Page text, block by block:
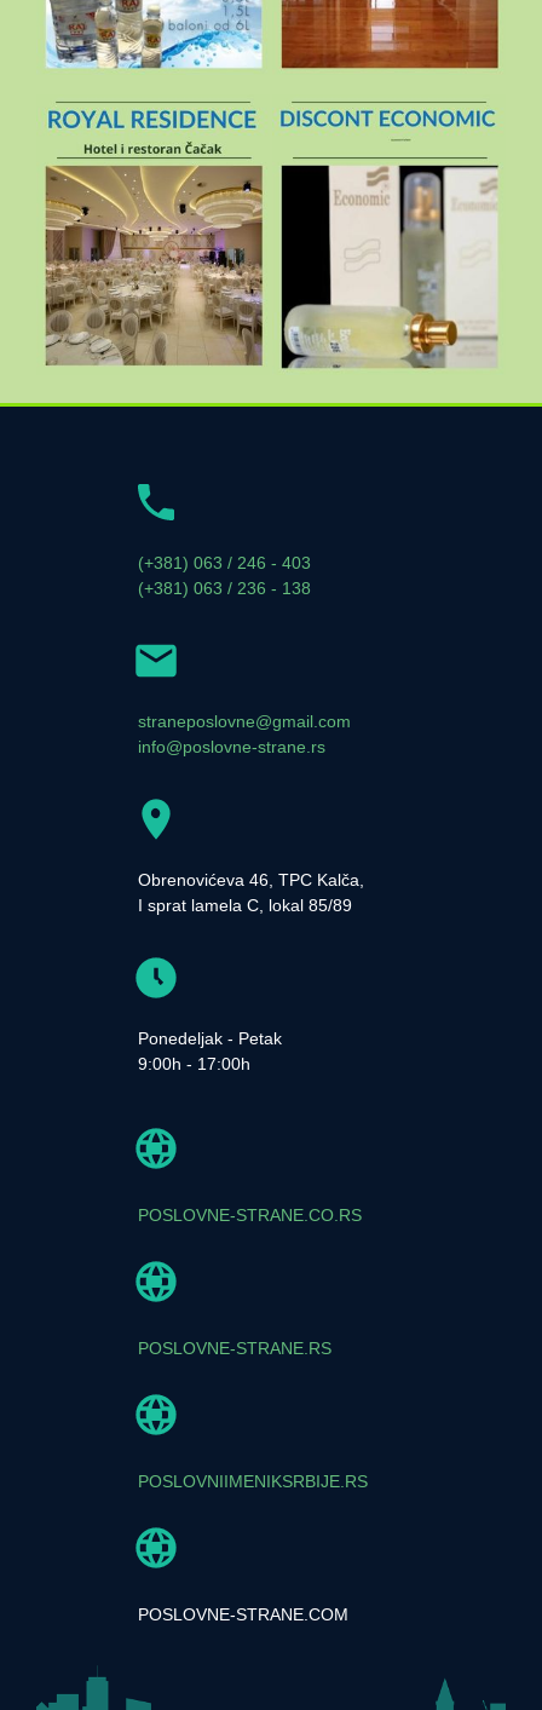
(+381) 063 / 246 - 403
(+381) 063 / 236 - 138
straneposlovne@gmail.com
info@poslovne-strane.rs
Obrenovićeva 46, TPC Kalča,
I sprat lamela C, lokal 85/89
Ponedeljak - Petak
9:00h - 17:00h
POSLOVNE-STRANE.CO.RS
POSLOVNE-STRANE.RS
POSLOVNIIMENIKSRBIJE.RS
POSLOVNE-STRANE.COM